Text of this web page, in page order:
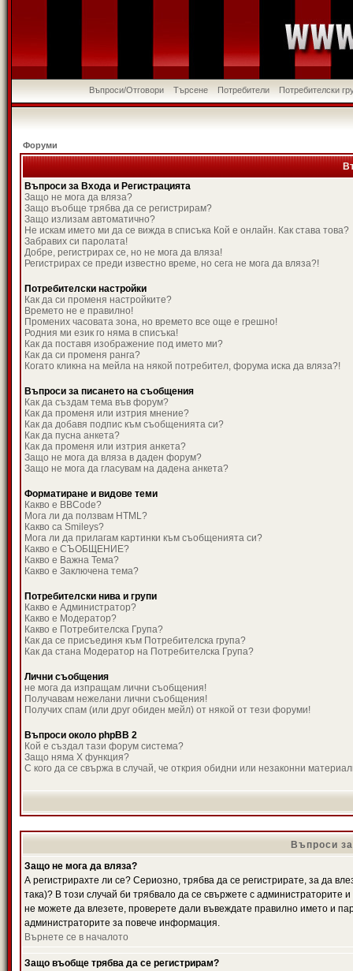
Въпроси/Отговори Търсене Потребители Потребителски
Форуми
Въпроси за Входа и Регистрацията
Защо не мога да вляза?
Защо въобще трябва да се регистрирам?
Защо излизам автоматично?
Не искам името ми да се вижда в списъка Кой е онлайн. Как става това?
Забравих си паролата!
Добре, регистрирах се, но не мога да вляза!
Регистрирах се преди известно време, но сега не мога да вляза?!
Потребителски настройки
Как да си променя настройките?
Времето не е правилно!
Промених часовата зона, но времето все още е грешно!
Родния ми език го няма в списъка!
Как да поставя изображение под името ми?
Как да си променя ранга?
Когато кликна на мейла на някой потребител, форума иска да вляза?!
Въпроси за писането на съобщения
Как да създам тема във форум?
Как да променя или изтрия мнение?
Как да добавя подпис към съобщенията си?
Как да пусна анкета?
Как да променя или изтрия анкета?
Защо не мога да вляза в даден форум?
Защо не мога да гласувам на дадена анкета?
Форматиране и видове теми
Какво е BBCode?
Мога ли да ползвам HTML?
Какво са Smileys?
Мога ли да прилагам картинки към съобщенията си?
Какво е СЪОБЩЕНИЕ?
Какво е Важна Тема?
Какво е Заключена тема?
Потребителски нива и групи
Какво е Администратор?
Какво е Модератор?
Какво е Потребителска Група?
Как да се присъединя към Потребителска група?
Как да стана Модератор на Потребителска Група?
Лични съобщения
не мога да изпращам лични съобщения!
Получавам нежелани лични съобщения!
Получих спам (или друг обиден мейл) от някой от тези форуми!
Въпроси около phpBB 2
Кой е създал тази форум система?
Защо няма X функция?
С кого да се свържа в случай, че открия обидни или незаконни
Въпроси
Защо не мога да вляза?
А регистрирахте ли се? Сериозно, трябва да се регистрирате, за да
така)? В този случай би трябвало да се свържете с администраторите
не можете да влезете, проверете дали въвеждате правилно името и
администраторите за повече информация.
Върнете се в началото
Защо въобще трябва да се регистрирам?